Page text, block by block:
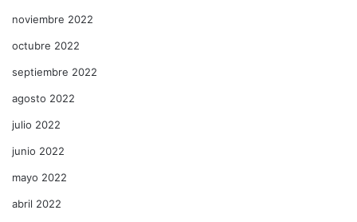
noviembre 2022
octubre 2022
septiembre 2022
agosto 2022
julio 2022
junio 2022
mayo 2022
abril 2022